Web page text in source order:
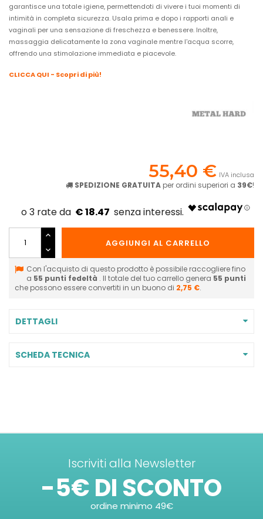
garantisce una totale igiene, permettendoti di vivere i tuoi momenti di
intimità in completa sicurezza. Usala prima e dopo i rapporti anali e
vaginali per una sensazione di freschezza e benessere. Inoltre,
massaggia delicatamente la zona vaginale mentre l'acqua scorre,
offrendo una stimolazione immediata e piacevole.
CLICCA QUI - Scopri di più!
55,40 € IVA inclusa
SPEDIZIONE GRATUITA per ordini superiori a 39€!
€ 18.47
AGGIUNGI AL CARRELLO
Con l'acquisto di questo prodotto è possibile raccogliere fino
a 55 punti fedeltà . Il totale del tuo carrello genera 55 punti
che possono essere convertiti in un buono di 2,75 €.
DETTAGLI
SCHEDA TECNICA
Iscriviti alla Newsletter
-5€ DI SCONTO
ordine minimo 49€